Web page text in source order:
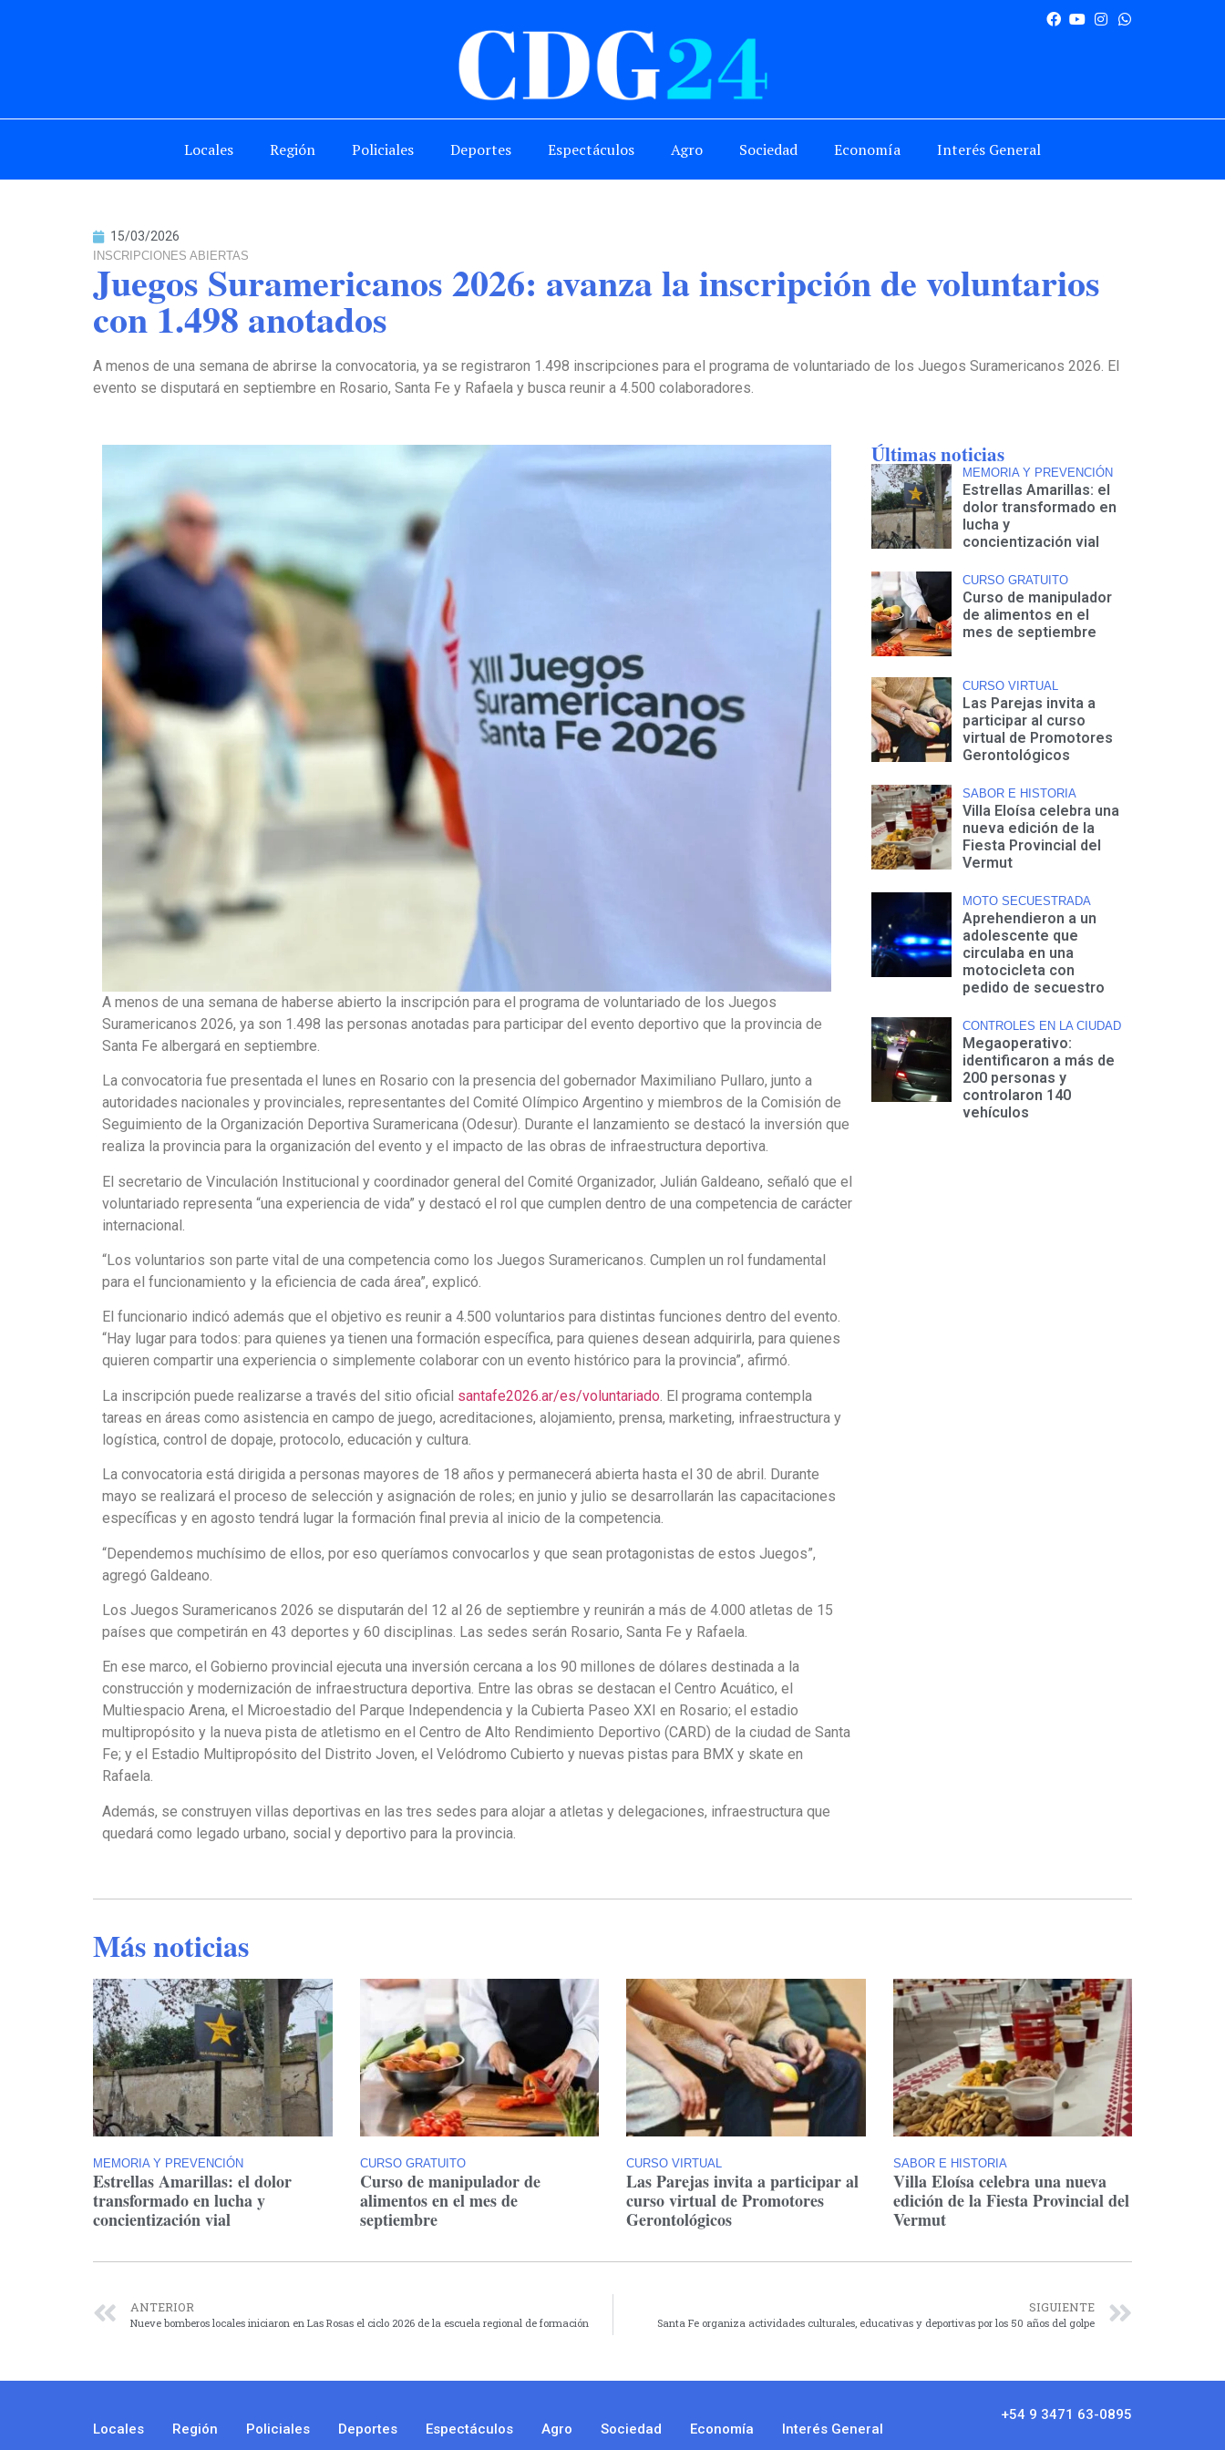
Locales Región Policiales Deportes Espectáculos Agro Sociedad Economía Interés General
15/03/2026
INSCRIPCIONES ABIERTAS
Juegos Suramericanos 2026: avanza la inscripción de voluntarios
con 1.498 anotados
A menos de una semana de abrirse la convocatoria, ya se registraron 1.498 inscripciones para el programa de voluntariado de los Juegos Suramericanos 2026. El
evento se disputará en septiembre en Rosario, Santa Fe y Rafaela y busca reunir a 4.500 colaboradores.
A menos de una semana de haberse abierto la inscripción para el programa de voluntariado de los Juegos
Suramericanos 2026, ya son 1.498 las personas anotadas para participar del evento deportivo que la provincia de
Santa Fe albergará en septiembre.
La convocatoria fue presentada el lunes en Rosario con la presencia del gobernador Maximiliano Pullaro, junto a
autoridades nacionales y provinciales, representantes del Comité Olímpico Argentino y miembros de la Comisión de
Seguimiento de la Organización Deportiva Suramericana (Odesur). Durante el lanzamiento se destacó la inversión que
realiza la provincia para la organización del evento y el impacto de las obras de infraestructura deportiva.
El secretario de Vinculación Institucional y coordinador general del Comité Organizador, Julián Galdeano, señaló que el
voluntariado representa “una experiencia de vida” y destacó el rol que cumplen dentro de una competencia de carácter
internacional.
“Los voluntarios son parte vital de una competencia como los Juegos Suramericanos. Cumplen un rol fundamental
para el funcionamiento y la eficiencia de cada área”, explicó.
El funcionario indicó además que el objetivo es reunir a 4.500 voluntarios para distintas funciones dentro del evento.
“Hay lugar para todos: para quienes ya tienen una formación específica, para quienes desean adquirirla, para quienes
quieren compartir una experiencia o simplemente colaborar con un evento histórico para la provincia”, afirmó.
La inscripción puede realizarse a través del sitio oficial santafe2026.ar/es/voluntariado. El programa contempla
tareas en áreas como asistencia en campo de juego, acreditaciones, alojamiento, prensa, marketing, infraestructura y
logística, control de dopaje, protocolo, educación y cultura.
La convocatoria está dirigida a personas mayores de 18 años y permanecerá abierta hasta el 30 de abril. Durante
mayo se realizará el proceso de selección y asignación de roles; en junio y julio se desarrollarán las capacitaciones
específicas y en agosto tendrá lugar la formación final previa al inicio de la competencia.
“Dependemos muchísimo de ellos, por eso queríamos convocarlos y que sean protagonistas de estos Juegos”,
agregó Galdeano.
Los Juegos Suramericanos 2026 se disputarán del 12 al 26 de septiembre y reunirán a más de 4.000 atletas de 15
países que competirán en 43 deportes y 60 disciplinas. Las sedes serán Rosario, Santa Fe y Rafaela.
En ese marco, el Gobierno provincial ejecuta una inversión cercana a los 90 millones de dólares destinada a la
construcción y modernización de infraestructura deportiva. Entre las obras se destacan el Centro Acuático, el
Multiespacio Arena, el Microestadio del Parque Independencia y la Cubierta Paseo XXI en Rosario; el estadio
multipropósito y la nueva pista de atletismo en el Centro de Alto Rendimiento Deportivo (CARD) de la ciudad de Santa
Fe; y el Estadio Multipropósito del Distrito Joven, el Velódromo Cubierto y nuevas pistas para BMX y skate en
Rafaela.
Además, se construyen villas deportivas en las tres sedes para alojar a atletas y delegaciones, infraestructura que
quedará como legado urbano, social y deportivo para la provincia.
Últimas noticias
MEMORIA Y PREVENCIÓN
Estrellas Amarillas: el
dolor transformado en
lucha y
concientización vial
CURSO GRATUITO
Curso de manipulador
de alimentos en el
mes de septiembre
CURSO VIRTUAL
Las Parejas invita a
participar al curso
virtual de Promotores
Gerontológicos
SABOR E HISTORIA
Villa Eloísa celebra una
nueva edición de la
Fiesta Provincial del
Vermut
MOTO SECUESTRADA
Aprehendieron a un
adolescente que
circulaba en una
motocicleta con
pedido de secuestro
CONTROLES EN LA CIUDAD
Megaoperativo:
identificaron a más de
200 personas y
controlaron 140
vehículos
Más noticias
MEMORIA Y PREVENCIÓN
Estrellas Amarillas: el dolor
transformado en lucha y
concientización vial
CURSO GRATUITO
Curso de manipulador de
alimentos en el mes de
septiembre
CURSO VIRTUAL
Las Parejas invita a participar al
curso virtual de Promotores
Gerontológicos
SABOR E HISTORIA
Villa Eloísa celebra una nueva
edición de la Fiesta Provincial del
Vermut
ANTERIOR
Nueve bomberos locales iniciaron en Las Rosas el ciclo 2026 de la escuela regional de formación
SIGUIENTE
Santa Fe organiza actividades culturales, educativas y deportivas por los 50 años del golpe
Locales Región Policiales Deportes Espectáculos Agro Sociedad Economía Interés General
+54 9 3471 63-0895